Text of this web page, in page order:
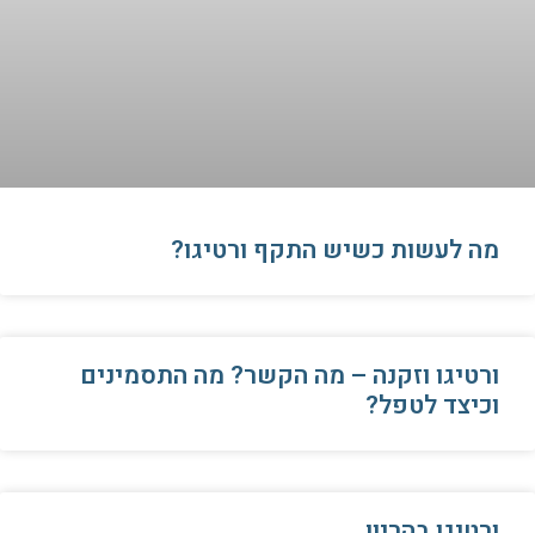
​מה לעשות כשיש התקף ורטיגו?
ורטיגו וזקנה – מה הקשר? מה התסמינים
וכיצד לטפל?